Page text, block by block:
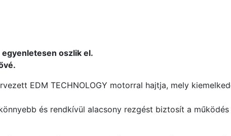
oszlik el.
EDM TECHNOLOGY motorral hajtja, mely
és rendkívül alacsony rezgést biztosít a